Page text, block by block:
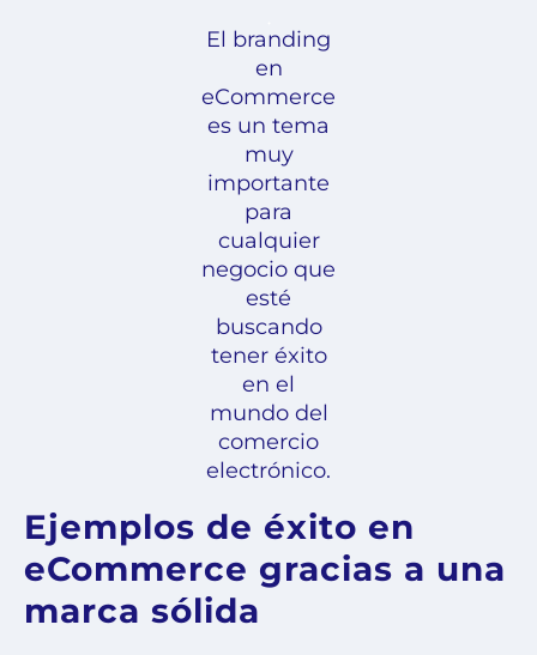
El branding
en
eCommerce
es un tema
muy
importante
para
cualquier
negocio que
esté
buscando
tener éxito
en el
mundo del
comercio
electrónico.
Ejemplos de éxito en
eCommerce gracias a una
marca sólida